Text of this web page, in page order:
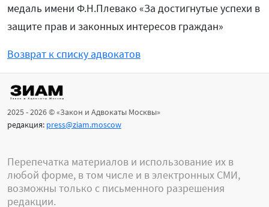
медаль имени Ф.Н.Плевако «За достигнутые успехи в
защите прав и законных интересов граждан»
Возврат к списку адвокатов
2025 - 2026 © «Закон и Адвокаты Москвы»
редакция: press@ziam.moscow
Перепечатка материалов и использование их в
любой форме, в том числе и в электронных СМИ,
возможны только с письменного разрешения
редакции.